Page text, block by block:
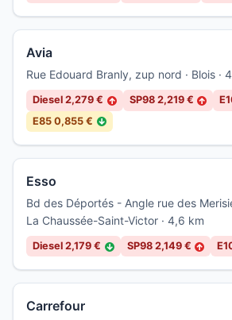
Avia
Rue Edouard Branly, zup nord · Blois ·
Diesel 2,279 € ↑ SP98 2,219 € ↑
E85 0,855 € ↓
Esso
Bd des Déportés - Angle rue des
La Chaussée-Saint-Victor · 4,6 km
Diesel 2,179 € ↓ SP98 2,149 € ↑
Carrefour